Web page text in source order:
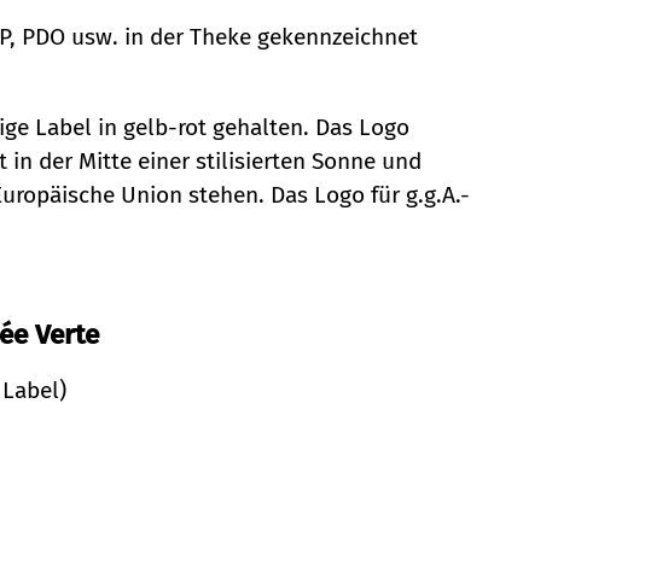
PDO usw. in der Theke gekennzeichnet
Label in gelb-rot gehalten. Das Logo
in der Mitte einer stilisierten Sonne und
Union stehen. Das Logo für g.g.A.-
Verte